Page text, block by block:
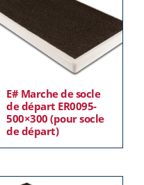
E# Marche de socle
de départ ER0095-
500×300 (pour socle
de départ)